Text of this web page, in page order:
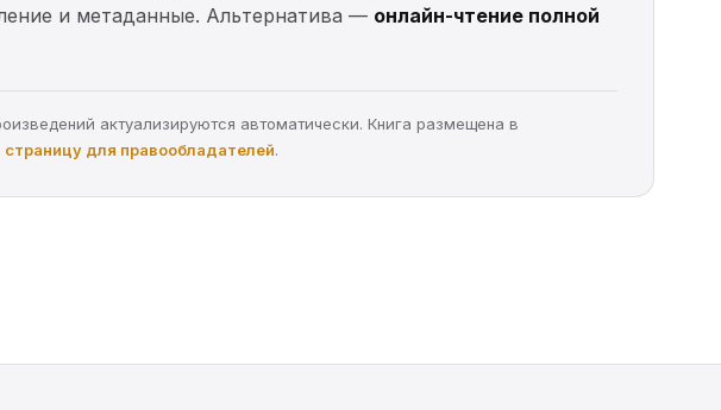
и метаданные. Альтернатива — онлайн-чтение полной
актуализируются автоматически. Книга размещена в
страницу для правообладателей.